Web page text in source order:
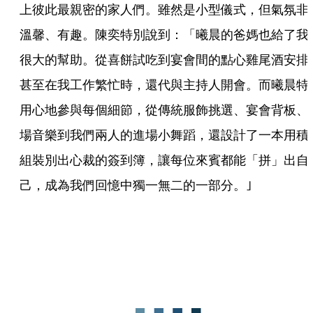
上彼此最親密的家人們。雖然是小型儀式，但氣氛非
溫馨、有趣。陳奕特別說到：「曦晨的爸媽也給了我
很大的幫助。從喜餅試吃到宴會間的點心雞尾酒安排
甚至在我工作繁忙時，還代與主持人開會。而曦晨特
用心地參與每個細節，從傳統服飾挑選、宴會背板、
場音樂到我們兩人的進場小舞蹈，還設計了一本用積
組裝別出心裁的簽到簿，讓每位來賓都能「拼」出自
己，成為我們回憶中獨一無二的一部分。｣